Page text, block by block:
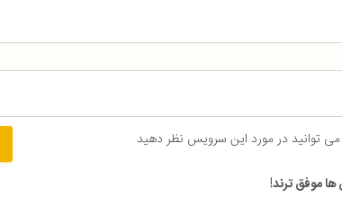
توانید در مورد این سرویس نظر دهید
ها موفق ترند!